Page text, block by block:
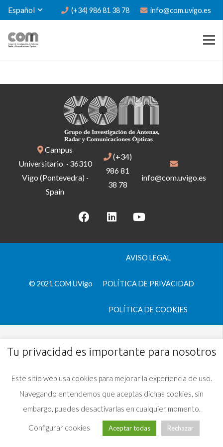
Español (+34) 986 81 38 78 info@com.uvigo.es
Campus
Universitario · 36310
Vigo (Pontevedra) ·
Spain
(+34)
986 81
38 78
info@com.uvigo.es
© 2021 COM UVigo
AVISO LEGAL
POLÍTICA DE PRIVACIDAD
POLÍTICA DE COOKIES
Tu privacidad es importante para nosotros
Este sitio web usa cookies para mejorar la experiencia de uso.
Navegando entendemos que aceptas dichas cookies, sin
embargo, puedes desactivarlas en cualquier momento.
Configurar cookies Aceptar todas Rechazar